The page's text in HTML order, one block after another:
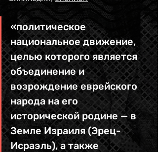
«политическое
национальное движение,
целью которого является
объединение и
возрождение еврейского
народа на его
исторической родине — в
Земле Израиля (Эрец-
Исраэль), а также